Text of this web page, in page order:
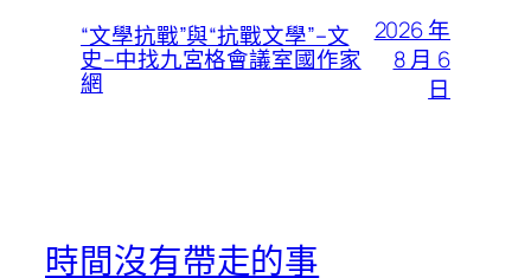
“文學抗戰”與“抗戰文學”–文
史–中找九宮格會議室國作家
網
2026 年
8 月 6
日
時間沒有帶走的事